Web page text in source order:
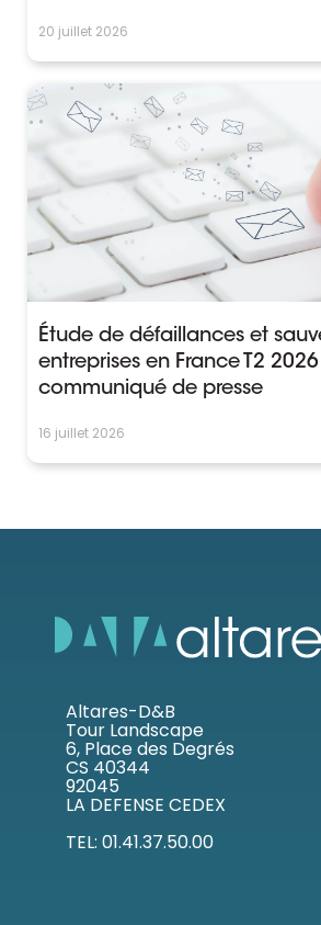
20 juillet 2026
Étude de défaillances et
entreprises en France T2 2026
communiqué de presse
16 juillet 2026
Altares-D&B
Tour Landscape
6, Place des Degrés
CS 40344
92045
LA DEFENSE CEDEX
TEL: 01.41.37.50.00